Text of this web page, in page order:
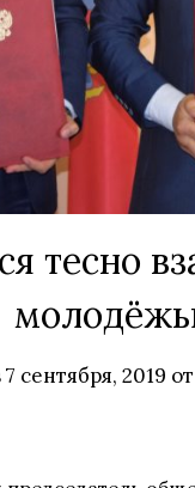
тесно
7 сентября, 2019 от